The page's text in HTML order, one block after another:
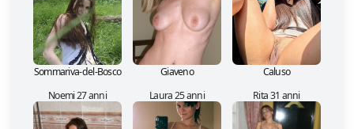
Sommariva-del-Bosco Giaveno
Caluso
Noemi 27 anni
Laura 25 anni Rita 31 anni